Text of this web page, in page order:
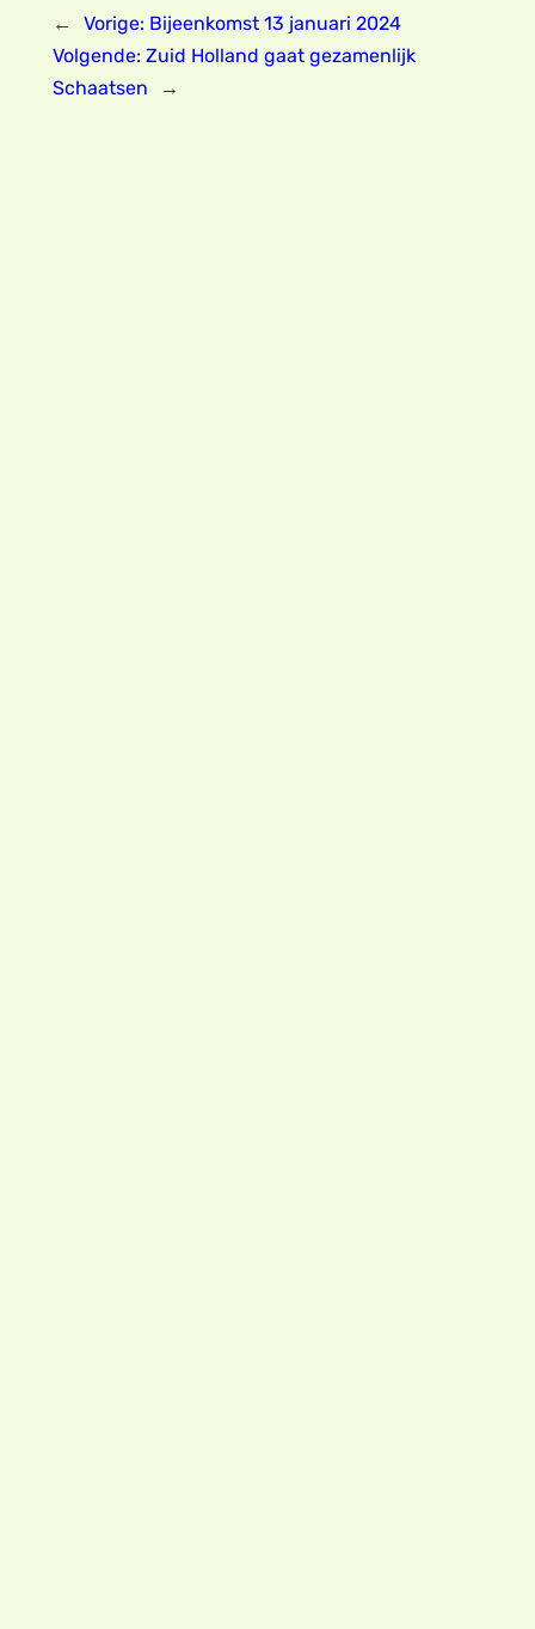
← Vorige: Bijeenkomst 13 januari 2024
Volgende: Zuid Holland gaat gezamenlijk
Schaatsen
→